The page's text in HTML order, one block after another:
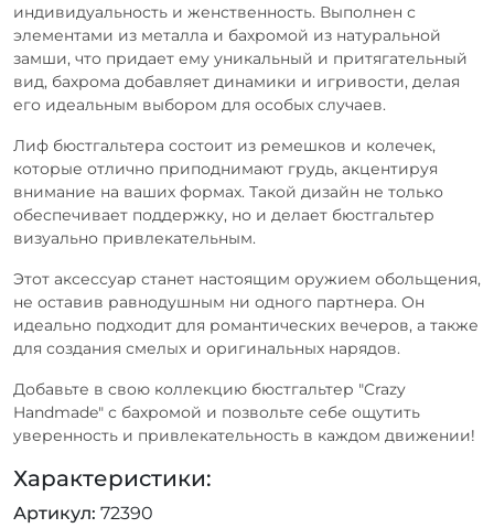
индивидуальность и женственность. Выполнен с
элементами из металла и бахромой из натуральной
замши, что придает ему уникальный и притягательный
вид, бахрома добавляет динамики и игривости, делая
его идеальным выбором для особых случаев.
Лиф бюстгальтера состоит из ремешков и колечек,
которые отлично приподнимают грудь, акцентируя
внимание на ваших формах. Такой дизайн не только
обеспечивает поддержку, но и делает бюстгальтер
визуально привлекательным.
Этот аксессуар станет настоящим оружием обольщения,
не оставив равнодушным ни одного партнера. Он
идеально подходит для романтических вечеров, а также
для создания смелых и оригинальных нарядов.
Добавьте в свою коллекцию бюстгальтер "Crazy
Handmade" с бахромой и позвольте себе ощутить
уверенность и привлекательность в каждом движении!
Характеристики:
Артикул 72390